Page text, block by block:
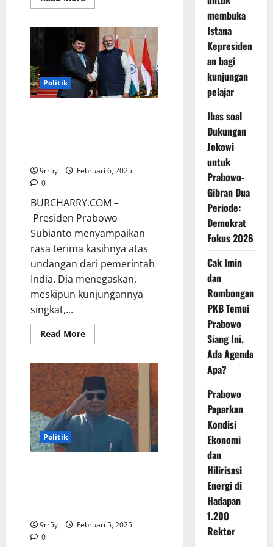
more
Sukarno,
presiden
kedua
Indonesia,
Prabowo,
menghadiri
“resepsi
diplomatik”
India
Politik
9rr5y
Februari 6, 2025
0
BURCHARRY.COM –
Presiden Prabowo
Subianto menyampaikan
rasa terima kasihnya atas
undangan dari pemerintah
India. Dia menegaskan,
meskipun kunjungannya
singkat,...
Read MoreRead
more
Sampaikan
Terima
Kasih
kepada
Pemerintah
India:
Kunjungan
Singkat
Penuh
Makna
Politik
9rr5y
Februari 5, 2025
0
membuka
Istana
Kepresiden
an bagi
kunjungan
pelajar
Ibas soal
Dukungan
Jokowi
untuk
Prabowo-
Gibran Dua
Periode:
Demokrat
Fokus 2026
Cak Imin
dan
Rombongan
PKB Temui
Prabowo
Siang Ini,
Ada Agenda
Apa?
Prabowo
Paparkan
Kondisi
Ekonomi
dan
Hilirisasi
Energi di
Hadapan
1.200
Rektor